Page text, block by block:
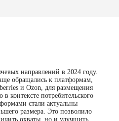
направлений в 2024 году.
обращались к платформам,
и Ozon, для размещения
контексте потребительского
стали актуальны
размера. Это позволило
охваты, но и улучшить